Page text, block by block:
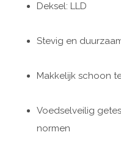
Deksel: LLD
Stevig en
Makkelijk schoon
Voedselveilig
normen